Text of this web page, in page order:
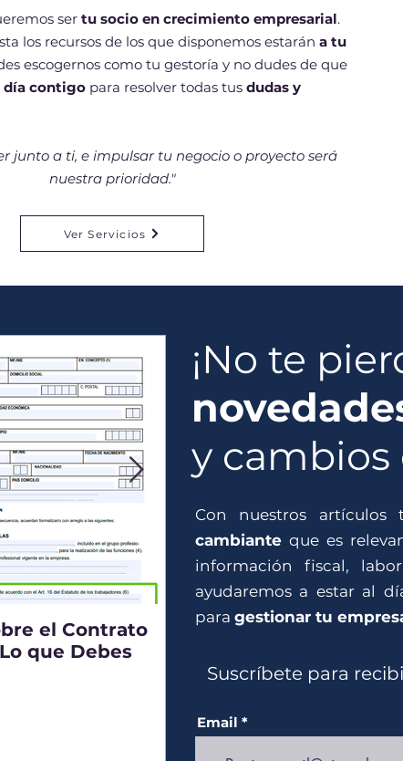
ser tu socio en crecimiento empresarial.
los recursos de los que disponemos estarán a tu
escogernos como tu gestoría y no dudes de que
día contigo para resolver todas tus dudas y
junto a ti, e impulsar tu negocio o proyecto será
nuestra prioridad."
Ver Servicios
el Contrato
que Debes
¿Necesitas presentar
el extranjero?
¡No te
y cambios
Con nuestros
cambiante que es
información fiscal,
ayudaremos a estar al
para gestionar tu
Suscríbete para
Email